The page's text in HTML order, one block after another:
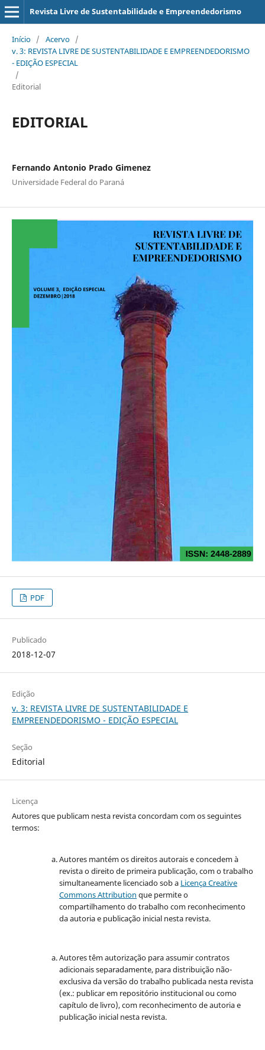
Revista Livre de Sustentabilidade e Empreendedorismo
Início / Acervo /
v. 3: REVISTA LIVRE DE SUSTENTABILIDADE E EMPREENDEDORISMO
- EDIÇÃO ESPECIAL
/
Editorial
EDITORIAL
Fernando Antonio Prado Gimenez
Universidade Federal do Paraná
PDF
Publicado
2018-12-07
Edição
v. 3: REVISTA LIVRE DE SUSTENTABILIDADE E
EMPREENDEDORISMO - EDIÇÃO ESPECIAL
Seção
Editorial
Licença
Autores que publicam nesta revista concordam com os seguintes
termos:
Autores mantém os direitos autorais e concedem à
revista o direito de primeira publicação, com o trabalho
simultaneamente licenciado sob a Licença Creative
Commons Attribution que permite o
compartilhamento do trabalho com reconhecimento
da autoria e publicação inicial nesta revista.
Autores têm autorização para assumir contratos
adicionais separadamente, para distribuição não-
exclusiva da versão do trabalho publicada nesta revista
(ex.: publicar em repositório institucional ou como
capítulo de livro), com reconhecimento de autoria e
publicação inicial nesta revista.